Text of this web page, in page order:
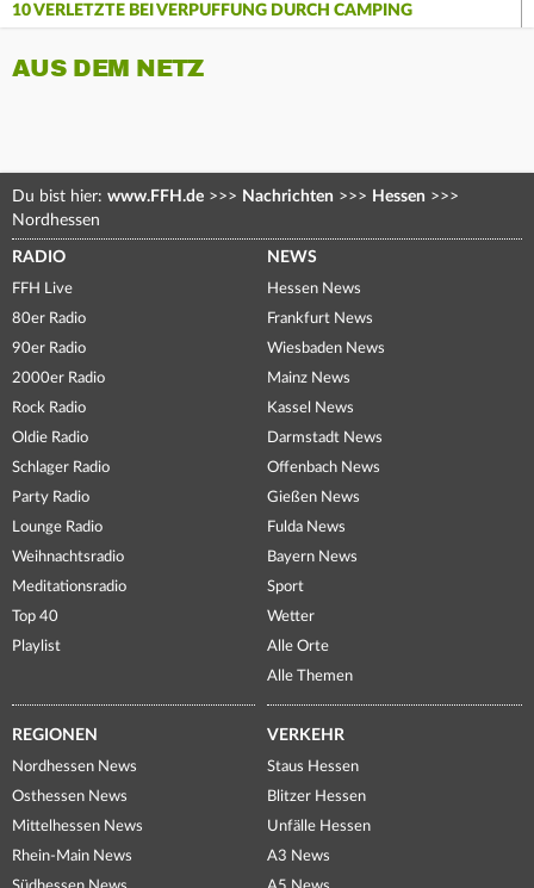
10 VERLETZTE BEI VERPUFFUNG DURCH CAMPING
AUS DEM NETZ
Du bist hier: www.FFH.de >>> Nachrichten >>> Hessen >>>
Nordhessen
RADIO
FFH Live
80er Radio
90er Radio
2000er Radio
Rock Radio
Oldie Radio
Schlager Radio
Party Radio
Lounge Radio
Weihnachtsradio
Meditationsradio
Top 40
Playlist
NEWS
Hessen News
Frankfurt News
Wiesbaden News
Mainz News
Kassel News
Darmstadt News
Offenbach News
Gießen News
Fulda News
Bayern News
Sport
Wetter
Alle Orte
Alle Themen
REGIONEN
Nordhessen News
Osthessen News
Mittelhessen News
Rhein-Main News
VERKEHR
Staus Hessen
Blitzer Hessen
Unfälle Hessen
A3 News